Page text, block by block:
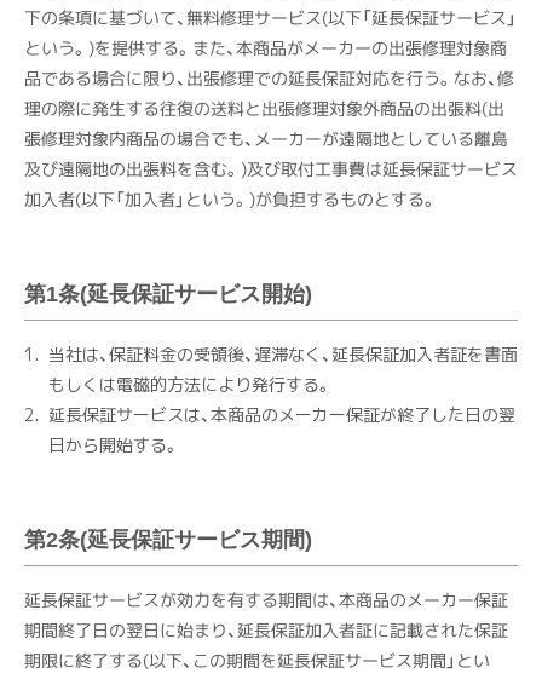
下の条項に基づいて、無料修理サービス(以下「延長保証サービス」
という。)を提供する。また、本商品がメーカーの出張修理対象商
品である場合に限り、出張修理での延長保証対応を行う。なお、修
理の際に発生する往復の送料と出張修理対象外商品の出張料(出
張修理対象内商品の場合でも、メーカーが遠隔地としている離島
及び遠隔地の出張料を含む。)及び取付工事費は延長保証サービス
加入者(以下「加入者」という。)が負担するものとする。
第1条(延長保証サービス開始)
当社は、保証料金の受領後、遅滞なく、延長保証加入者証を書面
もしくは電磁的方法により発行する。
延長保証サービスは、本商品のメーカー保証が終了した日の翌
日から開始する。
第2条(延長保証サービス期間)
延長保証サービスが効力を有する期間は、本商品のメーカー保証
期間終了日の翌日に始まり、延長保証加入者証に記載された保証
期限に終了する(以下、この期間を延長保証サービス期間」とい